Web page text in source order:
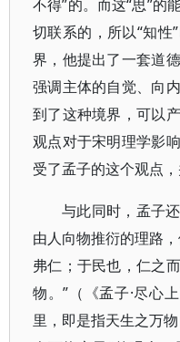
不得”的。而这“思”的
切联系的，所以“知性
界，他提出了一套道
强调主体的自觉、向
到了这种境界，可以
观点对于宋明理学影
受了孟子的这个观点
与此同时，孟子
由人向物推衍的理路
弗仁；于民也，仁之
物。”（《孟子·尽心
里，即是指天生之万